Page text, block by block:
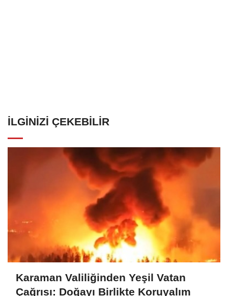
İLGINIZI ÇEKEBILIR
Karaman Valiliğinden Yeşil Vatan
Çağrısı: Doğayı Birlikte Koruyalım